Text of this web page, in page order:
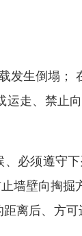
发生倒塌；
走、禁止
必须遵守
墙壁向掏
离后、方